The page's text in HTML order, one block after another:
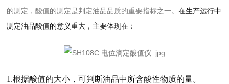
的测定，酸值的测定是判定油品品质的重要指标之一。在生产运行中
测定油品酸值的意义重大，主要体现在：
1.根据酸值的大小，可判断油品中所含酸性物质的量。